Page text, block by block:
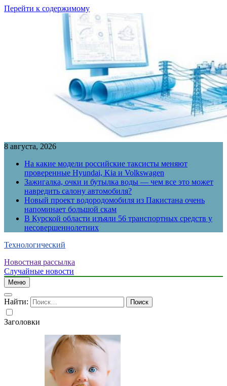
Перейти к содержимому
8 августа, 2026
На какие модели российские таксисты меняют
проверенные Hyundai, Kia и Volkswagen
Зажигалка, очки и бутылка воды — чем все это может
навредить салону автомобиля?
Новый проект водородомобиля из Пакистана очень
напоминает большой скам
В Курской области изъяли 56 транспортных средств у
несовершеннолетних
Технологический
Новостная рассылка
Случайные новости
Меню
Найти:
Заголовки